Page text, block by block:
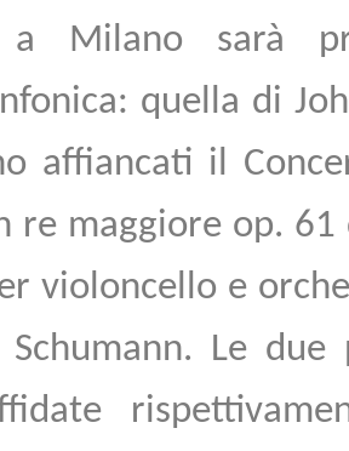
a Milano sarà
quella di
affiancati il
re maggiore op.
violoncello e
Le due